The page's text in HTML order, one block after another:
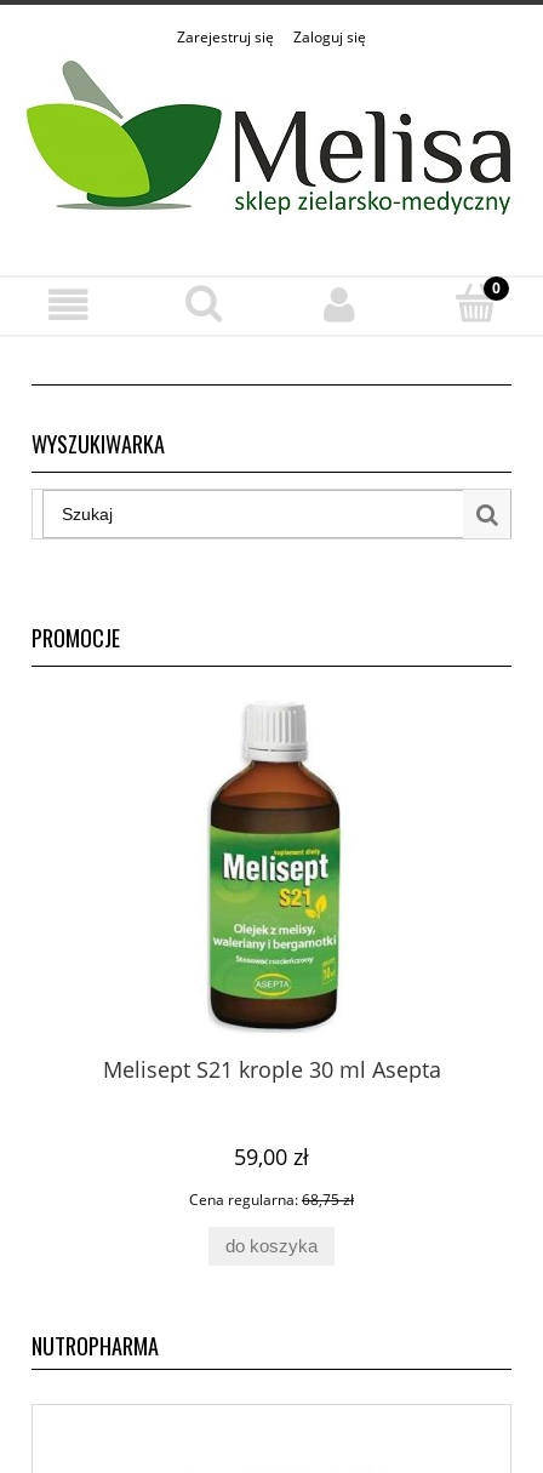
Zarejestruj się Zaloguj się
WYSZUKIWARKA
PROMOCJE
Melisept S21 krople 30 ml Asepta
59,00 zł
Cena regularna:68,75 zł
do koszyka
NUTROPHARMA